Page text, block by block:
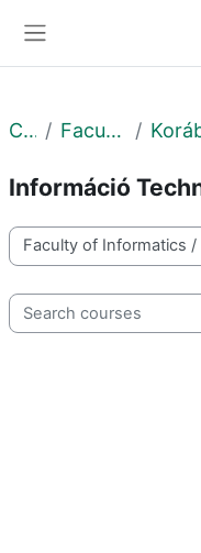
Courses Faculty of Informatics
Információ
Course categories
Search courses